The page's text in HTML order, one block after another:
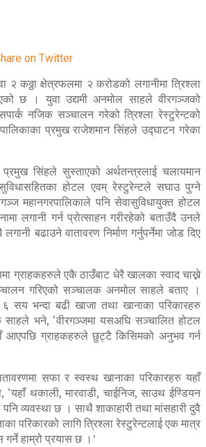
on Twitter
२ कठ्ठा क्षेत्रफलमा २ करोडको लगानीमा त्रिश्ला
छ । युवा उद्यमी अनमोल साहले वीरगञ्जको
नजिक सञ्चालन गरेको त्रिश्ला रेस्टुरेन्टको
प्रमुख राजेशमान सिंहले उद्घाटन गरेका
प्रमुख सिंहले सुस्ताएको अर्थतन्त्रलाई चलायमान
होटल एवम् रेस्टुरेन्टले सघाउ पुग्ने
महानगरपालिकाले पनि सेवासुविधायुक्त होटल
लगानी गर्न प्रोत्साहन गरीरहेको बताउँदै उनले
बढाउने वातावरण निर्माण गर्नुपर्नेमा जोड दिए
ग्राहकहरुले एकै ठाउँबाट धेरै खालका स्वाद चाख्ने
गरिएको सञ्चालक अनमोल साहले बताए ।
सय भन्दा बढी खाजा तथा खानाका परिकारहरु
भने, ‘वीरगञ्जमा यसअघि सञ्चालित होटल
आएपछि ग्राहकहरुले छुट्टै किसिमको अनुभव गर्न
सफा र स्वस्थ खानाका परिकारहरु यहाँ
थकाली, मारवाडी, चाईनिज, साउथ ईण्डियन
व्यवस्था छ । साथै शाकाहारी तथा मांसहारी दुवै
परिकारको लागि त्रिश्ला रेस्टुरेन्टलाई एक मात्र
हाम्रो प्रयास छ ।’